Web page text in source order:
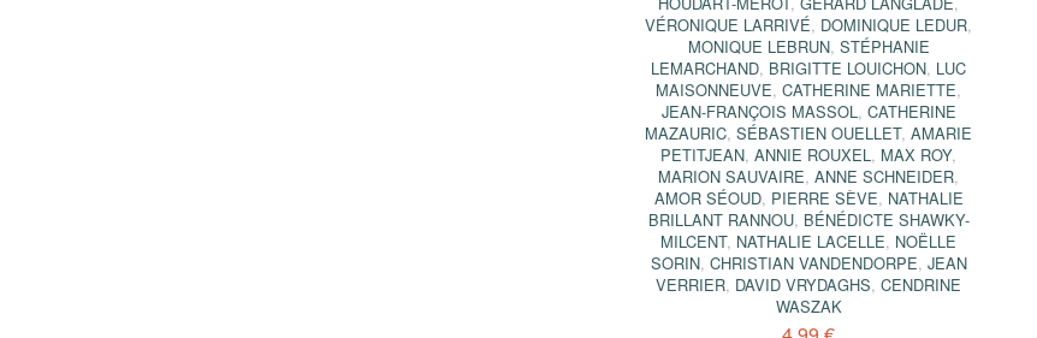
VÉRONIQUE LARRIVÉ, DOMINIQUE LEDUR,
MONIQUE LEBRUN, STÉPHANIE
LEMARCHAND, BRIGITTE LOUICHON, LUC
MAISONNEUVE, CATHERINE MARIETTE,
JEAN-FRANÇOIS MASSOL , CATHERINE
MAZAURIC, SÉBASTIEN OUELLET, AMARIE
PETITJEAN, ANNIE ROUXEL , MAX ROY,
MARION SAUVAIRE, ANNE SCHNEIDER,
AMOR SÉOUD, PIERRE SÈVE, NATHALIE
BRILLANT RANNOU, BÉNÉDICTE SHAWKY-
MILCENT, NATHALIE LACELLE, NOËLLE
SORIN, CHRISTIAN VANDENDORPE, JEAN
VERRIER, DAVID VRYDAGHS, CENDRINE
WASZAK